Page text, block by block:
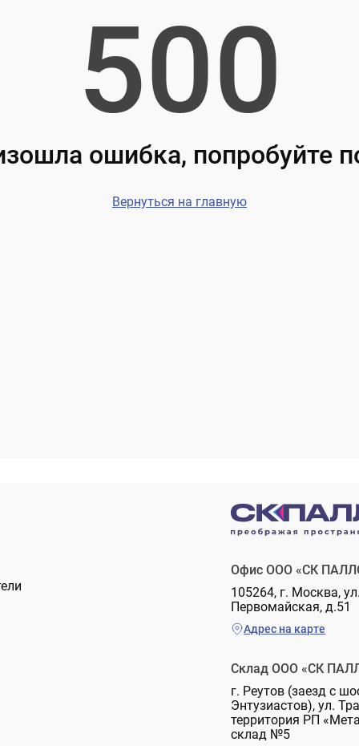
500
ошибка, попробуйте
Вернуться на главную
Офис ООО «СК
105264, г. Москва,
Первомайская, д.51
Адрес на карте
Склад ООО «СК
г. Реутов (заезд с
Энтузиастов), ул.
территория РП
склад №5